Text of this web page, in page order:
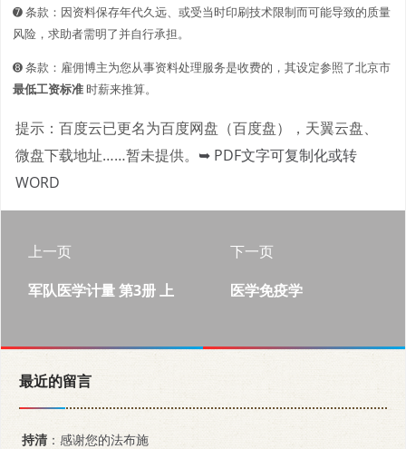
➐ 条款：因资料保存年代久远、或受当时印刷技术限制而可能导致的质量
风险，求助者需明了并自行承担。
➑ 条款：雇佣博主为您从事资料处理服务是收费的，其设定参照了北京市
最低工资标准时薪来推算。
提示：百度云已更名为百度网盘（百度盘），天翼云盘、
微盘下载地址……暂未提供。 ➥ PDF文字可复制化或转
WORD
上一页
军队医学计量 第3册 上
下一页
医学免疫学
最近的留言
持清 ：感谢您的法布施